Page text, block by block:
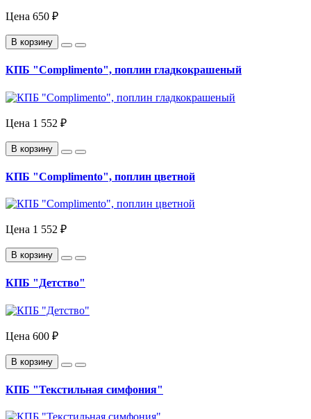
Цена 650 ₽
В корзину
КПБ "Complimento", поплин гладкокрашеный
Цена 1 552 ₽
В корзину
КПБ "Complimento", поплин цветной
Цена 1 552 ₽
В корзину
КПБ "Детство"
Цена 600 ₽
В корзину
КПБ "Текстильная симфония"